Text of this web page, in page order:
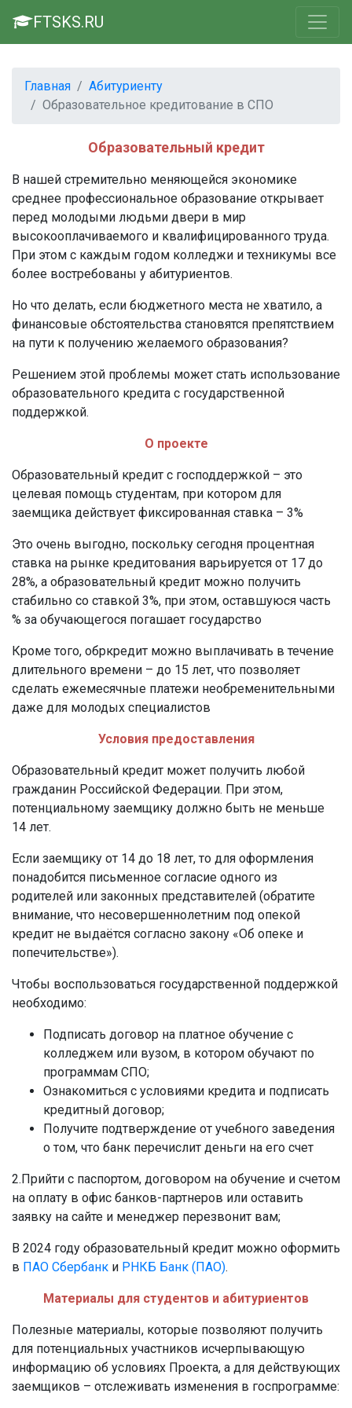
FTSKS.RU
Главная
Абитуриенту
Образовательное кредитование в СПО
Образовательный кредит
В нашей стремительно меняющейся экономике
среднее профессиональное образование открывает
перед молодыми людьми двери в мир
высокооплачиваемого и квалифицированного труда.
При этом с каждым годом колледжи и техникумы все
более востребованы у абитуриентов.
Но что делать, если бюджетного места не хватило, а
финансовые обстоятельства становятся препятствием
на пути к получению желаемого образования?
Решением этой проблемы может стать использование
образовательного кредита с государственной
поддержкой.
О проекте
Образовательный кредит с господдержкой – это
целевая помощь студентам, при котором для
заемщика действует фиксированная ставка – 3%
Это очень выгодно, поскольку сегодня процентная
ставка на рынке кредитования варьируется от 17 до
28%, а образовательный кредит можно получить
стабильно со ставкой 3%, при этом, оставшуюся часть
% за обучающегося погашает государство
Кроме того, обркредит можно выплачивать в течение
длительного времени – до 15 лет, что позволяет
сделать ежемесячные платежи необременительными
даже для молодых специалистов
Условия предоставления
Образовательный кредит может получить любой
гражданин Российской Федерации. При этом,
потенциальному заемщику должно быть не меньше
14 лет.
Если заемщику от 14 до 18 лет, то для оформления
понадобится письменное согласие одного из
родителей или законных представителей (обратите
внимание, что несовершеннолетним под опекой
кредит не выдаётся согласно закону «Об опеке и
попечительстве»).
Чтобы воспользоваться государственной поддержкой
необходимо:
Подписать договор на платное обучение с
колледжем или вузом, в котором обучают по
программам СПО;
Ознакомиться с условиями кредита и подписать
кредитный договор;
Получите подтверждение от учебного заведения
о том, что банк перечислит деньги на его счет
2.Прийти с паспортом, договором на обучение и счетом
на оплату в офис банков-партнеров или оставить
заявку на сайте и менеджер перезвонит вам;
В 2024 году образовательный кредит можно оформить
в ПАО Сбербанк и РНКБ Банк (ПАО).
Материалы для студентов и абитуриентов
Полезные материалы, которые позволяют получить
для потенциальных участников исчерпывающую
информацию об условиях Проекта, а для действующих
заемщиков – отслеживать изменения в госпрограмме: